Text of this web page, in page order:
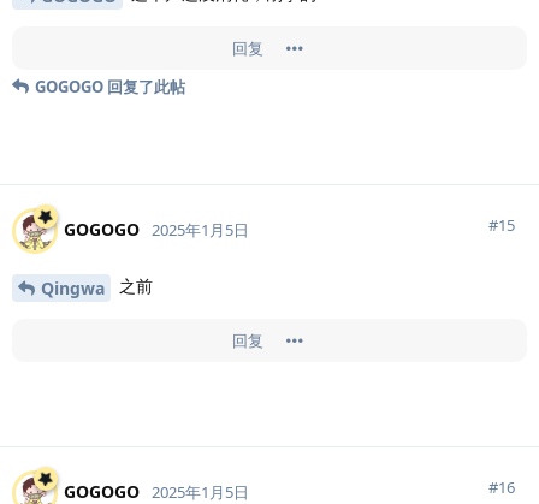
回复
GOGOGO 回复了此帖
GOGOGO 2025年1月5日 #15
Qingwa 之前
回复
GOGOGO 2025年1月5日 #16